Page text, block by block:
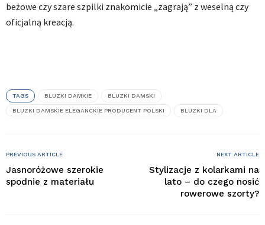
beżowe czy szare szpilki znakomicie „zagrają” z weselną czy
oficjalną kreacją.
TAGS BLUZKI DAMKIE BLUZKI DAMSKI
BLUZKI DAMSKIE ELEGANCKIE PRODUCENT POLSKI BLUZKI DLA
PREVIOUS ARTICLE
Jasnoróżowe szerokie
spodnie z materiału
NEXT ARTICLE
Stylizacje z kolarkami na
lato – do czego nosić
rowerowe szorty?